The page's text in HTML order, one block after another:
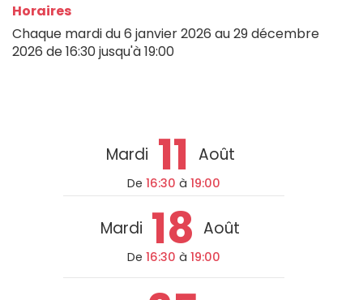
Horaires
Chaque mardi du6 janvier 2026 au29 décembre
2026 de 16:30 jusqu'à 19:00
Mardi 11 Août
De 16:30 à 19:00
Mardi 18 Août
De 16:30 à 19:00